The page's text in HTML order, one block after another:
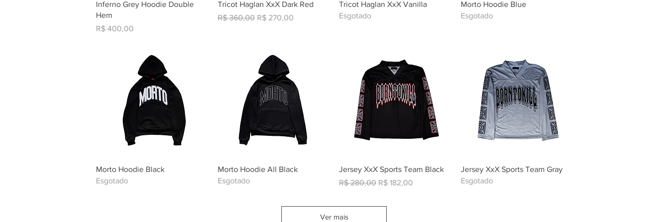
Visualização rápida
Inferno Grey Hoodie Double
Hem
Preço
R$ 400,00
Visualização rápida
Tricot Haglan XxX Dark Red
Preço normal
R$ 360,00 Preço promocional
R$ 270,00
Visualização rápida
Tricot Haglan XxX Vanilla
Esgotado
Visualização rápida
Morto Hoodie Blue
Esgotado
Visualização rápida
Morto Hoodie Black
Esgotado
Visualização rápida
Morto Hoodie All Black
Esgotado
Visualização rápida
Jersey XxX Sports Team Black
Preço normal
R$ 280,00 Preço promocional
R$ 182,00
Visualização rápida
Jersey XxX Sports Team Gray
Esgotado
Ver mais